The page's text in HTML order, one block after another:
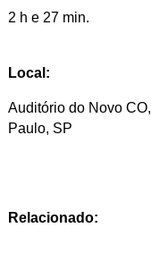
2 h e 27 min.
Local:
Auditório do Novo CO,
Paulo, SP
Relacionado: